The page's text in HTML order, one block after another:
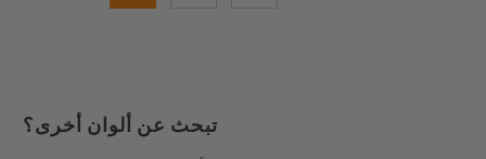
تبحث عن ألوان أخرى؟